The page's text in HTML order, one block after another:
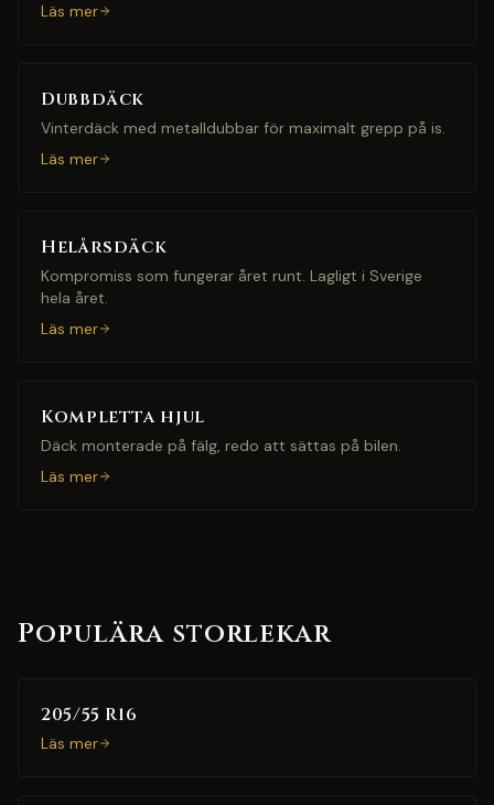
Läs mer
Dubbdäck
Vinterdäck med metalldubbar för maximalt grepp på is.
Läs mer
Helårsdäck
Kompromiss som fungerar året runt. Lagligt i Sverige
hela året.
Läs mer
Kompletta hjul
Däck monterade på fälg, redo att sättas på bilen.
Läs mer
Populära storlekar
205/55 R16
Läs mer